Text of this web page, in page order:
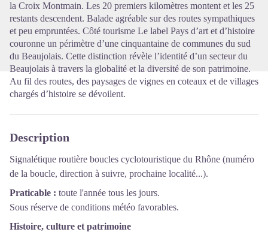
la Croix Montmain. Les 20 premiers kilomètres montent et les 25
restants descendent. Balade agréable sur des routes sympathiques
et peu empruntées. Côté tourisme Le label Pays d’art et d’histoire
couronne un périmètre d’une cinquantaine de communes du sud
du Beaujolais. Cette distinction révèle l’identité d’un secteur du
Beaujolais à travers la globalité et la diversité de son patrimoine.
Au fil des routes, des paysages de vignes en coteaux et de villages
chargés d’histoire se dévoilent.
Description
Signalétique routière boucles cyclotouristique du Rhône (numéro
de la boucle, direction à suivre, prochaine localité...).
Praticable : toute l'année tous les jours.
Sous réserve de conditions météo favorables.
Histoire, culture et patrimoine